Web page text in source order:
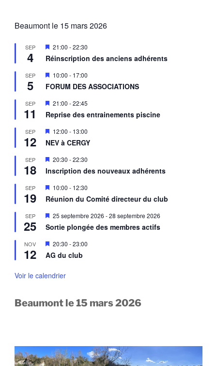
Beaumont le 15 mars 2026
SEP
4
M
i
s
n
a
a
n
t
21:00 -22:30
Réinscription des anciens adhérents
SEP
5
M
i
s
n
a
v
a
n
t
10:00 - 17:00
FORUM DES ASSOCIATIONS
SEP
11
M
s
n
a
a
n
t
21:00 -22:45
Reprise des entrainements piscine
SEP
12
M
i
s
n
a
a
n
t
12:00 - 13:00
NEV à CERGY
SEP
18
M
s
n
a
a
n
t
20:30 -22:30
Inscription des nouveaux adhérents
SEP
19
M
i
s
n
a
a
n
t
10:00 - 12:30
Réunion du Comité directeur du club
SEP
25
M
s
n
a
n
25 septembre 2026 -28 septembre 2026
Sortie plongée des membres actifs
NOV
12
M
i
s
n
n
20:30 -23:00
AG du club
Voir le calendrier
Beaumont le 15 mars 2026